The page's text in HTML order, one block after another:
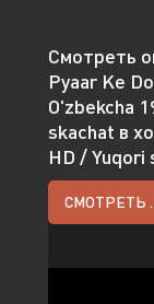
Смотреть
Pyaar Ke
O'zbekcha
skachat в
HD /